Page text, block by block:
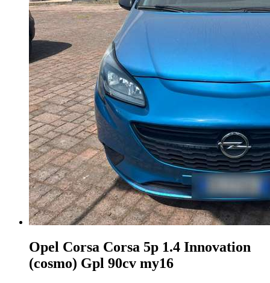
Opel Corsa Corsa 5p 1.4 Innovation
(cosmo) Gpl 90cv my16